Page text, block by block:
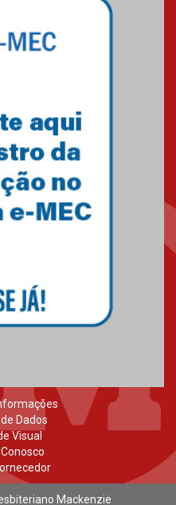
mobiliza campanha
para apoiar famílias em
culto do ano ressalta o
Dados
Visual
Mackenzie